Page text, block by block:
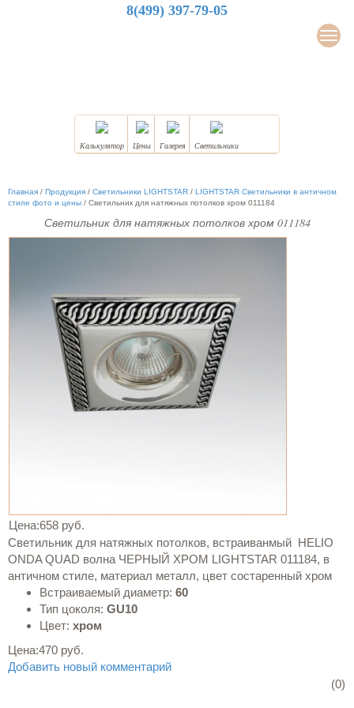
8(499) 397-79-05
Калькулятор Цены Галерея Светильники
Главная / Продукция / Светильники LIGHTSTAR / LIGHTSTAR Светильники в античном
стиле фото и цены / Светильник для натяжных потолков хром 011184
Светильник для натяжных потолков хром 011184
Цена:658 руб.
Светильник для натяжных потолков, встраиванмый HELIO
ONDA QUAD волна ЧЕРНЫЙ ХРОМ LIGHTSTAR 011184, в
античном стиле, материал металл, цвет состаренный хром
Встраиваемый диаметр: 60
Тип цоколя: GU10
Цвет: хром
Цена:470 руб.
Добавить новый комментарий
(0)